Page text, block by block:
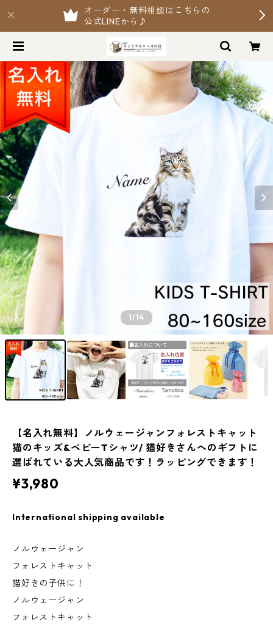
オーダー・無料相談はこちらの
公式LINEから♪
1/14
【名入れ無料】ノルウェージャンフォレストキャット
猫のキッズ&ベビーTシャツ/ 猫好きさんへのギフトに
選ばれている大人気商品です！ラッピングできます！
¥3,980
International shipping available
ノルウェージャン
フォレストキャット
猫好きの子供に！
ノルウェージャン
フォレストキャット